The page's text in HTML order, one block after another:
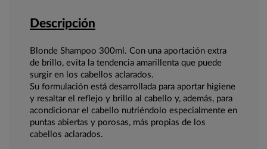
Descripción
Blonde Shampoo 300ml. Con una aportación extra
de brillo, evita la tendencia amarillenta que puede
surgir en los cabellos aclarados.
Su formulación está desarrollada para aportar higiene
y resaltar el reflejo y brillo al cabello y, además, para
acondicionar el cabello nutriéndolo especialmente en
puntas abiertas y porosas, más propias de los
cabellos aclarados.